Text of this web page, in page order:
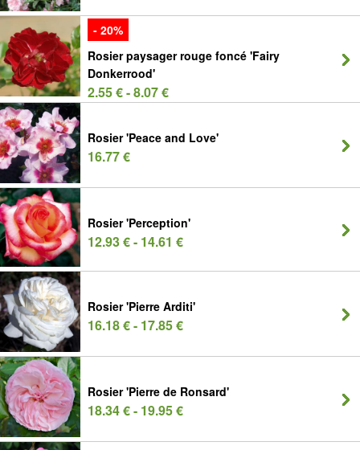
- 20%
Rosier paysager rouge foncé 'Fairy
Donkerrood'
2.55 € - 8.07 €
Rosier 'Peace and Love'
16.77 €
Rosier 'Perception'
12.93 € - 14.61 €
Rosier 'Pierre Arditi'
16.18 € - 17.85 €
Rosier 'Pierre de Ronsard'
18.34 € - 19.95 €